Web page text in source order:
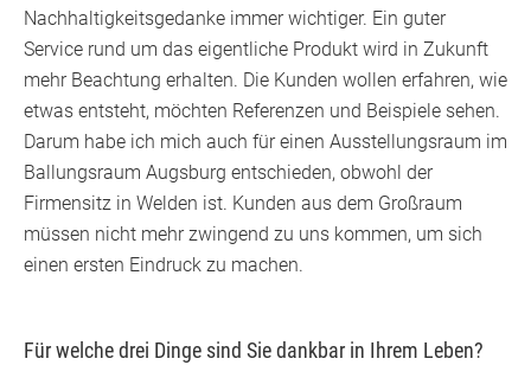
Nachhaltigkeitsgedanke immer wichtiger. Ein guter
Service rund um das eigentliche Produkt wird in Zukunft
mehr Beachtung erhalten. Die Kunden wollen erfahren, wie
etwas entsteht, möchten Referenzen und Beispiele sehen.
Darum habe ich mich auch für einen Ausstellungsraum im
Ballungsraum Augsburg entschieden, obwohl der
Firmensitz in Welden ist. Kunden aus dem Großraum
müssen nicht mehr zwingend zu uns kommen, um sich
einen ersten Eindruck zu machen.
Für welche drei Dinge sind Sie dankbar in Ihrem Leben?